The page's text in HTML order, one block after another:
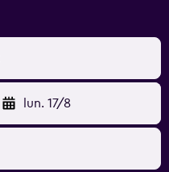
lun. 17/8